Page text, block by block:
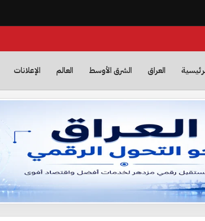
العراق الشرق الأوسط العالم الإعلانات